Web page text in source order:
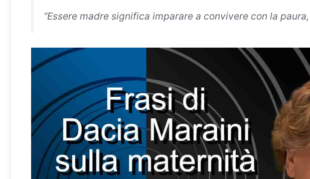
“Essere madre significa imparare a convivere con la